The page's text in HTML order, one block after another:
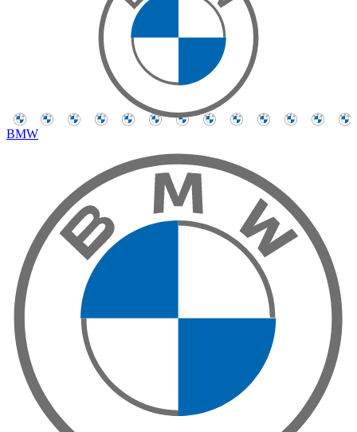
BMW